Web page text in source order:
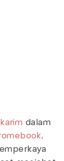
dalam
,